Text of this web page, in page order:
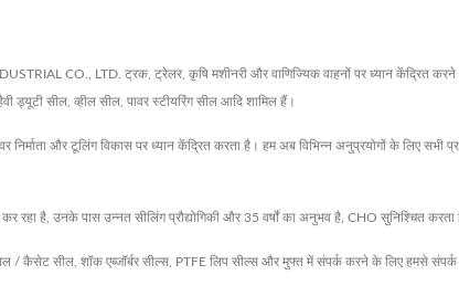
CO., LTD. ट्रक, ट्रेलर, कृषि मशीनरी और वाणिज्यिक वाहनों पर ध्यान केंद्रित करने
ड्यूटी सील, व्हील सील, पावर स्टीयरिंग सील आदि शामिल हैं।
और टूलिंग विकास पर ध्यान केंद्रित करता है। हम अब विभिन्न अनुप्रयोगों के लिए सभी
रहा है, उनके पास उन्नत सीलिंग प्रौद्योगिकी और 35 वर्षों का अनुभव है, CHO सुनिश्चित करता
/ कैसेट सील शॉक एब्जॉर्बर सील्स PTFE लिप सील्स और मुफ्त में संपर्क करने के लिए हमसे